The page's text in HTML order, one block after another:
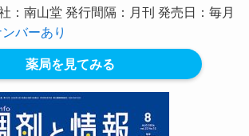
：南山堂 発行間隔：月刊 発売日：毎月
バーあり
薬局を見てみる